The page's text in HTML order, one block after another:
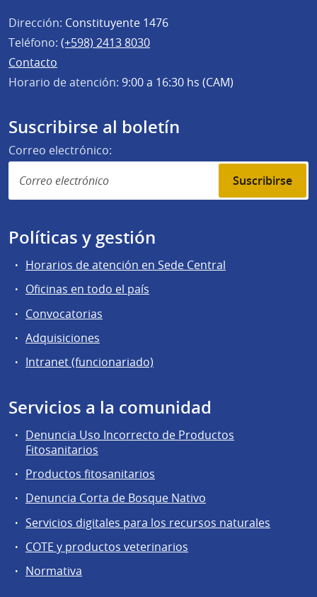
Dirección: Constituyente 1476
Teléfono: (+598) 2413 8030
Contacto
Horario de atención: 9:00 a 16:30 hs (CAM)
Suscribirse al boletín
Correo electrónico:
Suscribirse
Políticas y gestión
Horarios de atención en Sede Central
Oficinas en todo el país
Convocatorias
Adquisiciones
Intranet (funcionariado)
Servicios a la comunidad
Denuncia Uso Incorrecto de Productos
Fitosanitarios
Productos fitosanitarios
Denuncia Corta de Bosque Nativo
Servicios digitales para los recursos naturales
COTE y productos veterinarios
Normativa